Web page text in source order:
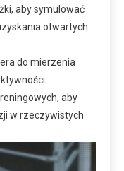
aby symulować
otwartych
do mierzenia
aby
w rzeczywistych